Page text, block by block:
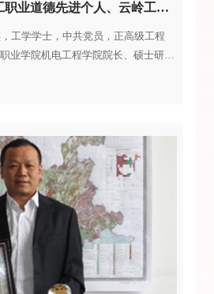
名师风采||全国职工职业道德先进个人、云岭工匠秦忠教授
工学学士，中共党员，正高级工程
业学院机电工程学院院长、硕士研究
西南）学会理事；中德智能制造教育
...